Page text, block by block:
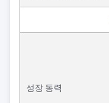
성장 동력